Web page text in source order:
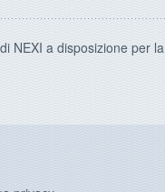
NEXI a disposizione per la